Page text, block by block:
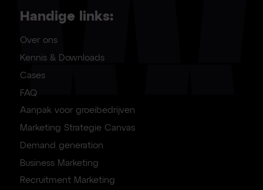
Handige links:
Over ons
Kennis & Downloads
Cases
FAQ
Aanpak voor groeibedrijven
Marketing Strategie Canvas
Demand generation
Business Marketing
Recruitment Marketing